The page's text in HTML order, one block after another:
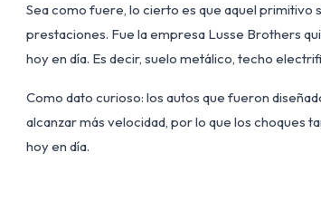
Sea como fuere, lo cierto es que aquel primitivo
prestaciones. Fue la empresa Lusse Brothers
hoy en día. Es decir, suelo metálico, techo
Como dato curioso: los autos que fueron
alcanzar más velocidad, por lo que los choques
hoy en día.